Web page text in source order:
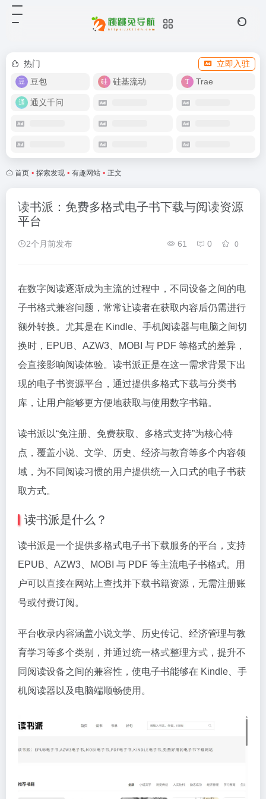
热门
立即入驻
豆包
硅基流动 Trae
通义千问
首页 • 探索发现 • 有趣网站 • 正文
读书派：免费多格式电子书下载与阅读资源
平台
2个月前发布 61 0 0
在数字阅读逐渐成为主流的过程中，不同设备之间的电
子书格式兼容问题，常常让读者在获取内容后仍需进行
额外转换。尤其是在 Kindle、手机阅读器与电脑之间切
换时，EPUB、AZW3、MOBI 与 PDF 等格式的差异，
会直接影响阅读体验。读书派正是在这一需求背景下出
现的电子书资源平台，通过提供多格式下载与分类书
库，让用户能够更方便地获取与使用数字书籍。
读书派以“免注册、免费获取、多格式支持”为核心特
点，覆盖小说、文学、历史、经济与教育等多个内容领
域，为不同阅读习惯的用户提供统一入口式的电子书获
取方式。
读书派是什么？
读书派是一个提供多格式电子书下载服务的平台，支持
EPUB、AZW3、MOBI 与 PDF 等主流电子书格式。用
户可以直接在网站上查找并下载书籍资源，无需注册账
号或付费订阅。
平台收录内容涵盖小说文学、历史传记、经济管理与教
育学习等多个类别，并通过统一格式整理方式，提升不
同阅读设备之间的兼容性，使电子书能够在 Kindle、手
机阅读器以及电脑端顺畅使用。